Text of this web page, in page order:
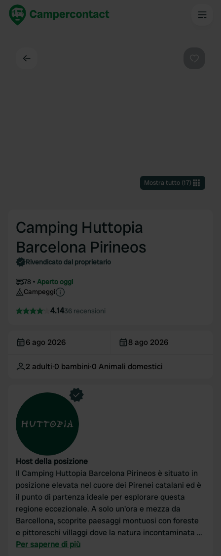
Mostra tutto(17)
Camping Huttopia
Barcelona Pirineos
Rivendicato dal proprietario
78
Aperto oggi
Campeggi
4.1436 recensioni
6 ago 2026 8 ago 2026
2 adulti·0 bambini·0 Animali domestici
Host della posizione
Il Camping Huttopia Barcelona Pirineos è situato in
posizione elevata nel cuore dei Pirenei catalani ed è
il punto di partenza ideale per esplorare questa
regione eccezionale. A solo un'ora e mezza da
Barcellona, scoprite paesaggi montuosi con foreste
e pittoreschi villaggi dove la natura incontaminata si
manifesta in ogni stagione.
Per saperne di più